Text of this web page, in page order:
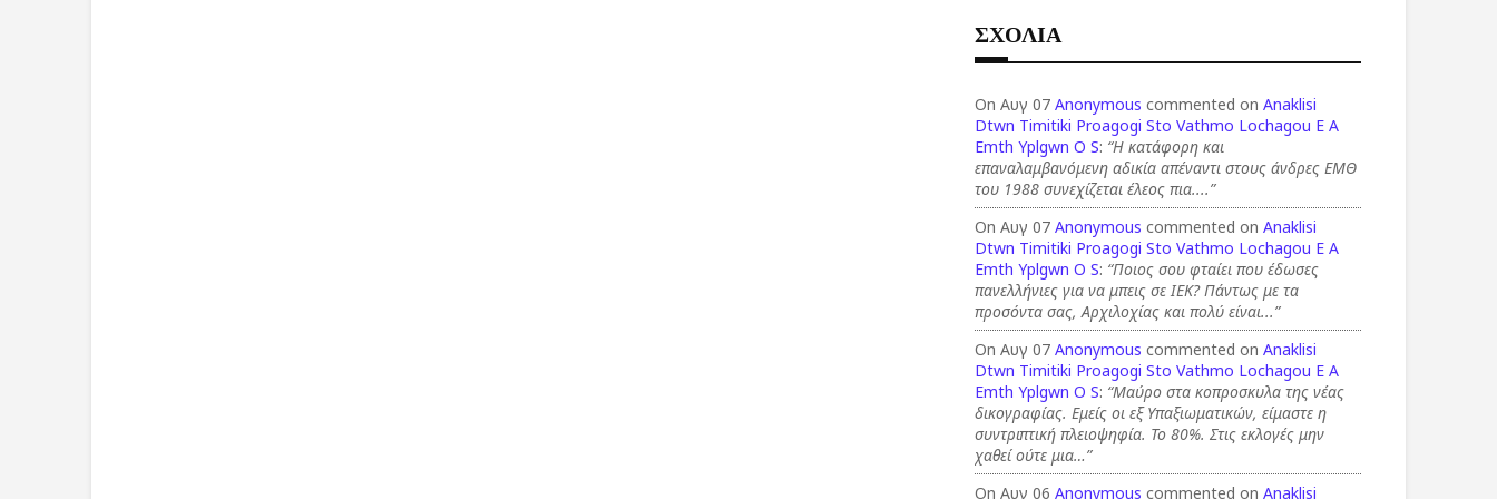
ΣΧΟΛΙΑ
On Αυγ 07Anonymous commented onAnaklisi
Dtwn Timitiki Proagogi Sto Vathmo Lochagou E A
Emth Yplgwn O S: “Η κατάφορη και
επαναλαμβανόμενη αδικία απέναντι στους άνδρες ΕΜΘ
του 1988 συνεχίζεται έλεος πια....”
On Αυγ 07Anonymous commented onAnaklisi
Dtwn Timitiki Proagogi Sto Vathmo Lochagou E A
Emth Yplgwn O S: “Ποιος σου φταίει που έδωσες
πανελλήνιες για να μπεις σε ΙΕΚ? Πάντως με τα
προσόντα σας, Αρχιλοχίας και πολύ είναι...”
On Αυγ 07Anonymous commented onAnaklisi
Dtwn Timitiki Proagogi Sto Vathmo Lochagou E A
Emth Yplgwn O S: “Μαύρο στα κοπροσκυλα της νέας
δικογραφίας. Εμείς οι εξ Υπαξιωματικών, είμαστε η
συντριπτική πλειοψηφία. Το 80%. Στις εκλογές μην
χαθεί ούτε μια…”
On Αυγ 06Anonymous commented onAnaklisi